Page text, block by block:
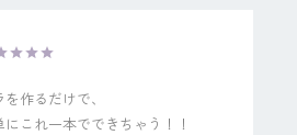
作るだけで、
これ一本でできちゃう！！